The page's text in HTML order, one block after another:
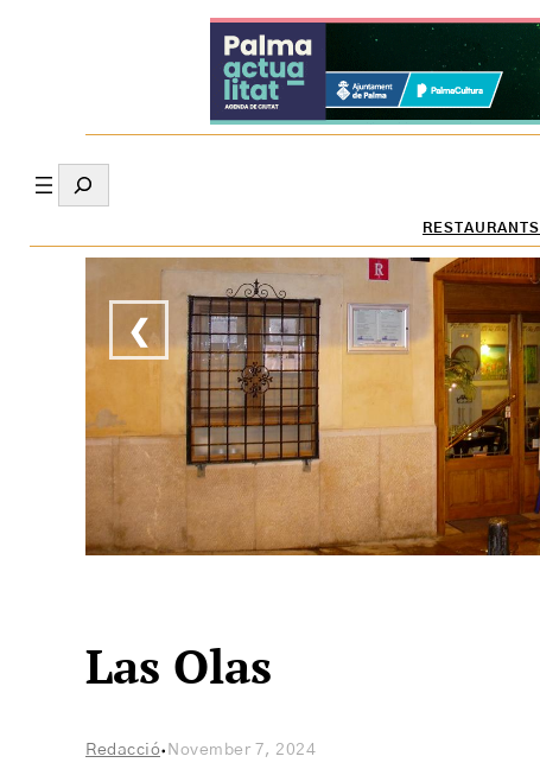
Search
RESTAURANTS
❮
Las Olas
Redacció· November 7, 2024